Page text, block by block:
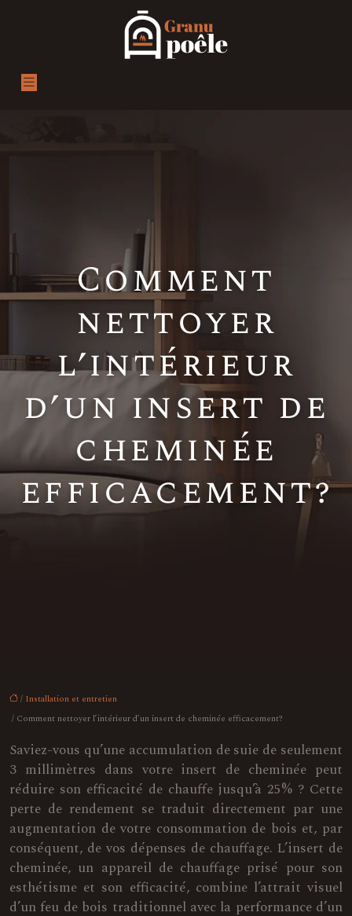
Comment
nettoyer
l’intérieur
d’un insert de
cheminée
efficacement?
/ Installation et entretien
/ Comment nettoyer l’intérieur d’un insert de cheminée efficacement?
Saviez-vous qu’une accumulation de suie de seulement
3 millimètres dans votre insert de cheminée peut
réduire son efficacité de chauffe jusqu’à 25% ? Cette
perte de rendement se traduit directement par une
augmentation de votre consommation de bois et, par
conséquent, de vos dépenses de chauffage. L’insert de
cheminée, un appareil de chauffage prisé pour son
esthétisme et son efficacité, combine l’attrait visuel
d’un feu de bois traditionnel avec la performance d’un